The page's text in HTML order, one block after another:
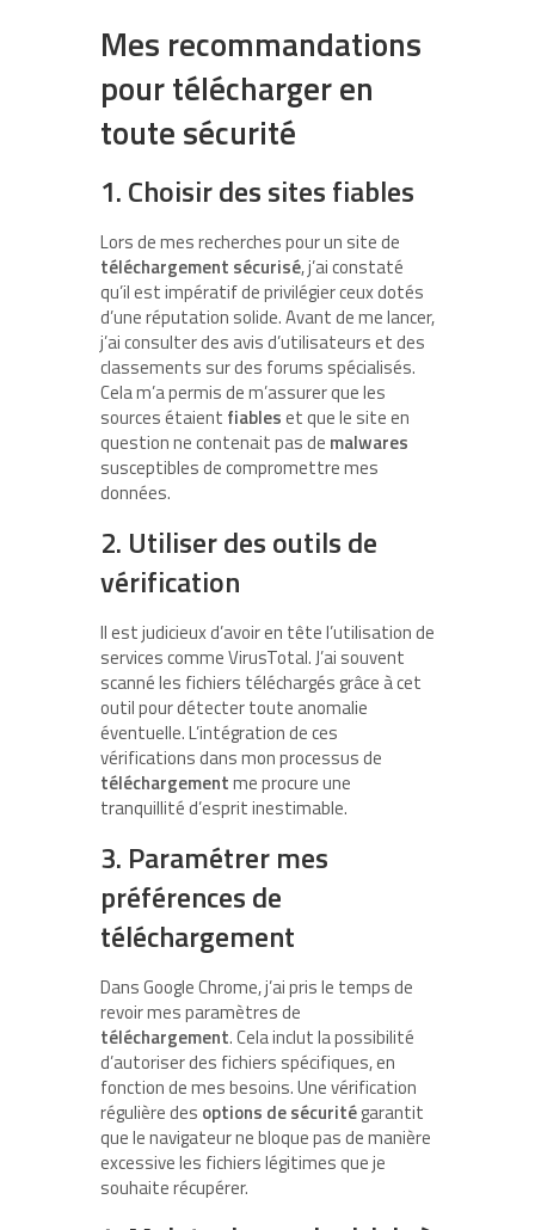
Mes recommandations
pour télécharger en
toute sécurité
1. Choisir des sites fiables
Lors de mes recherches pour un site de
téléchargement sécurisé, j’ai constaté
qu’il est impératif de privilégier ceux dotés
d’une réputation solide. Avant de me lancer,
j’ai consulter des avis d’utilisateurs et des
classements sur des forums spécialisés.
Cela m’a permis de m’assurer que les
sources étaient fiableset que le site en
question ne contenait pas de malwares
susceptibles de compromettre mes
données.
2. Utiliser des outils de
vérification
Il est judicieux d’avoir en tête l’utilisation de
services comme VirusTotal. J’ai souvent
scanné les fichiers téléchargés grâce à cet
outil pour détecter toute anomalie
éventuelle. L’intégration de ces
vérifications dans mon processus de
téléchargementme procure une
tranquillité d’esprit inestimable.
3. Paramétrer mes
préférences de
téléchargement
Dans Google Chrome, j’ai pris le temps de
revoir mes paramètres de
téléchargement. Cela inclut la possibilité
d’autoriser des fichiers spécifiques, en
fonction de mes besoins. Une vérification
régulière des options de sécuritégarantit
que le navigateur ne bloque pas de manière
excessive les fichiers légitimes que je
souhaite récupérer.